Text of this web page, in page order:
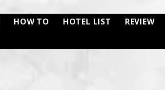
HOW TO HOTEL LIST
REVIEW